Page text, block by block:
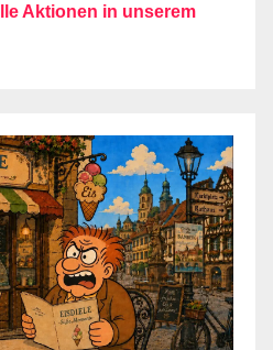
Aktionen in unserem